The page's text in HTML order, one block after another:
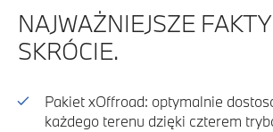
NAJWAŻNIEJSZE
SKRÓCIE.
Pakiet xOffroad: optymalnie
każdego terenu dzięki czterem